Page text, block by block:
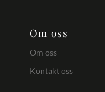
Om oss
Om oss
Kontakt oss